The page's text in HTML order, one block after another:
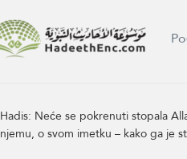
Hadis: Neće se pokrenuti stopala
njemu, o svom imetku – kako ga je